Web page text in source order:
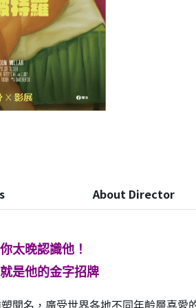
About Director
太晚認識他！
是他的金字招牌